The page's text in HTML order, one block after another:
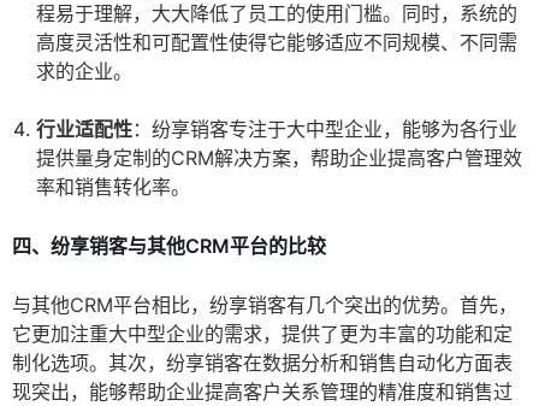
程易于理解，大大降低了员工的使用门槛。同时，系统的
高度灵活性和可配置性使得它能够适应不同规模、不同需
求的企业。
行业适配性：纷享销客专注于大中型企业，能够为各行业
提供量身定制的CRM解决方案，帮助企业提高客户管理效
率和销售转化率。
四、纷享销客与其他CRM平台的比较
与其他CRM平台相比，纷享销客有几个突出的优势。首先，
它更加注重大中型企业的需求，提供了更为丰富的功能和定
制化选项。其次，纷享销客在数据分析和销售自动化方面表
现突出，能够帮助企业提高客户关系管理的精准度和销售过